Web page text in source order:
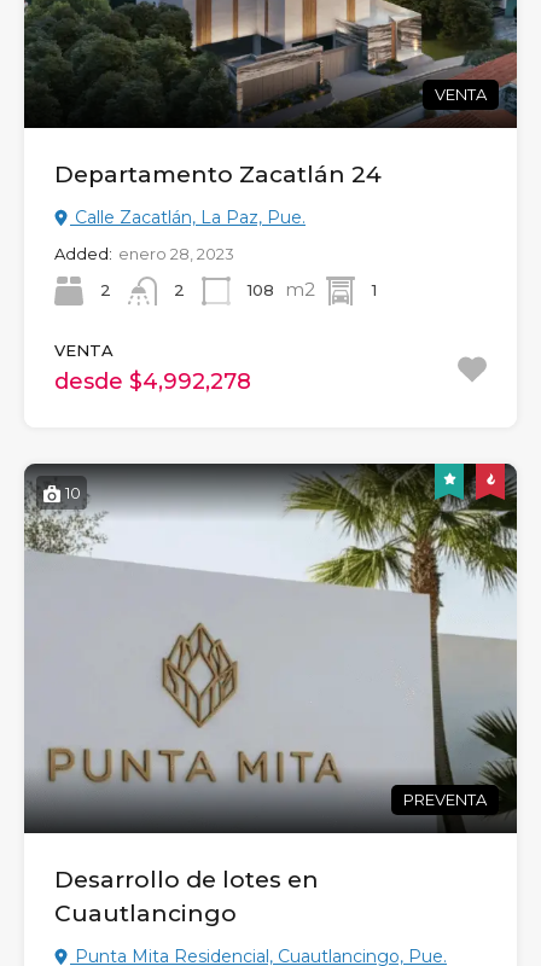
VENTA
Departamento Zacatlán 24
Calle Zacatlán, La Paz, Pue.
Added: enero 28, 2023
2
2 108 m2 1
VENTA
desde $4,992,278
10
PREVENTA
Desarrollo de lotes en
Cuautlancingo
Punta Mita Residencial, Cuautlancingo, Pue.